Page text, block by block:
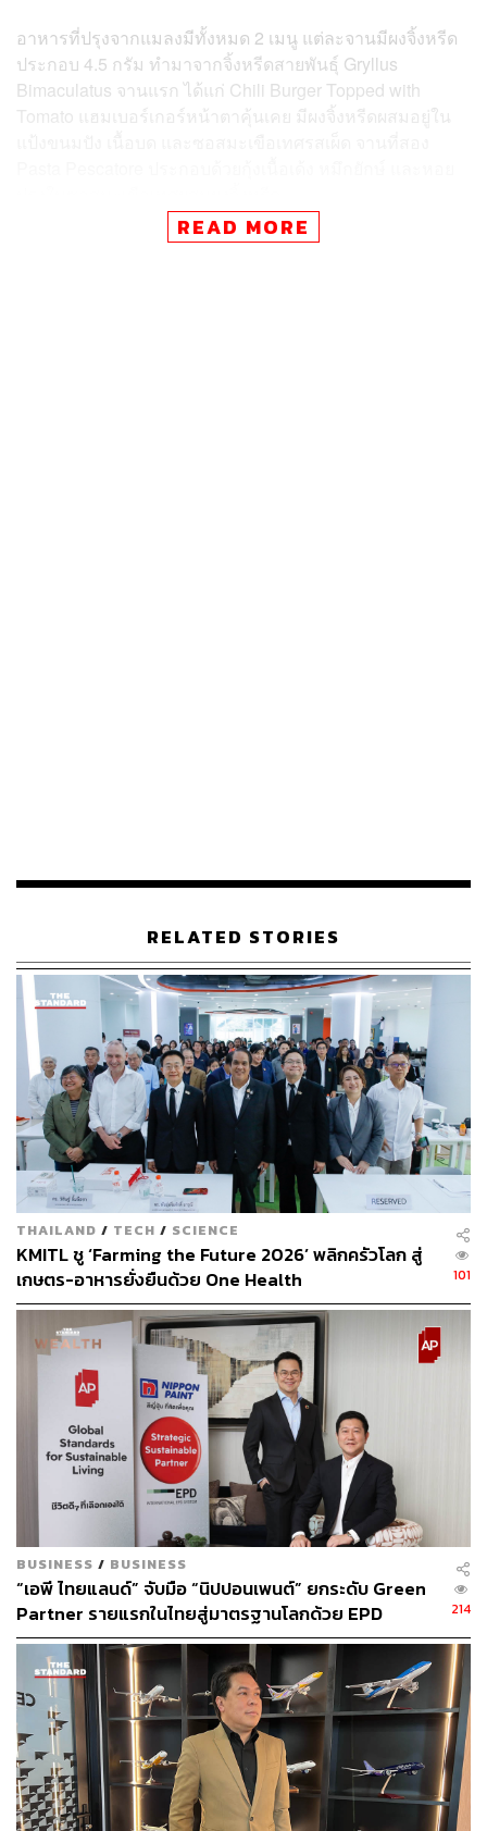
อาหารที่ปรุงจากแมลงมีทั้งหมด 2 เมนู แต่ละจานมีผงจิ้งหรีด
ประกอบ 4.5 กรัม ทำมาจากจิ้งหรีดสายพันธุ์ Gryllus
Bimaculatus จานแรก ได้แก่ Chili Burger Topped with
Tomato แฮมเบอร์เกอร์หน้าตาคุ้นเคย มีผงจิ้งหรีดผสมอยู่ใน
Gryllus ให้เหตุผลว่า จิ้งหรีดที่กินได้นั้นอุดมไปด้วยโปรตีน
TAGS: สิ่งแวดล้อม สายการบิน ZIPAIR
Keita Masuda
อาหาร
94
ABOUT THE AUTHOR
พลอยจันทร์ สุขคง
Senior Content Creator ประจำกองไลฟ์สไตล์
สำนักข่าว THE STANDARD
READ MORE
RELATED STORIES
THAILAND / TECH / SCIENCE
KMITL ชู ‘Farming the Future 2026’ พลิกครัวโลก สู่
เกษตร-อาหารยั่งยืนด้วย One Health
101
BUSINESS / BUSINESS
“เอพี ไทยแลนด์” จับมือ “นิปปอนเพนต์” ยกระดับ Green
Partner รายแรกในไทยสู่มาตรฐานโลกด้วย EPD
International พร้อมชูแนวคิด Global Standards for
Global Sustainable Living ส่งมอบบ้านคุณภาพ ลด
ผลกระทบต่อสิ่งแวดล้อม พร้อมปั้นนักออกแบบที่ใส่ใจโลก
214